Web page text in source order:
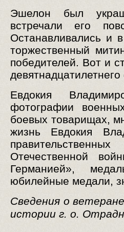
Эшелон был
встречали его
Останавливались и
торжественный
победителей. Вот и
Евдокия
фотографии
боевых товарищах,
жизнь Евдокия
Отечественной
Германией»,
юбилейные медали,
Сведения о
истории г. о.